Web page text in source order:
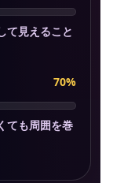
て見えること
70%
ても周囲を巻